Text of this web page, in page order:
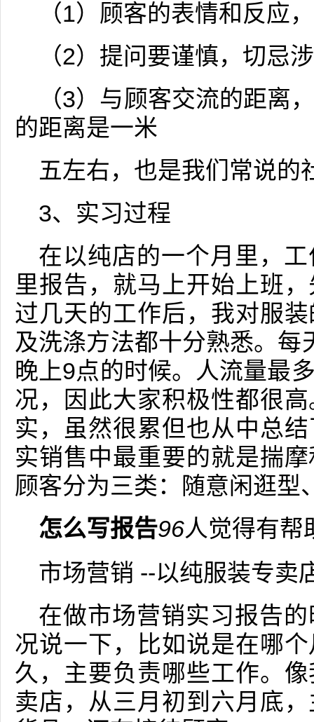
（1）顾客的表情和反应
（2）提问要谨慎，切忌
（3）与顾客交流的距离
的距离是一米
五左右，也是我们常说的
3、实习过程
在以纯店的一个月里，
里报告，就马上开始上班
过几天的工作后，我对服
及洗涤方法都十分熟悉。
晚上9点的时候。人流量最
况，因此大家积极性都很
实，虽然很累但也从中总
实销售中最重要的就是揣
顾客分为三类：随意闲逛型
怎么写报告96人觉得有帮
市场营销 --以纯服装专卖
在做市场营销实习报告
况说一下，比如说是在哪
久，主要负责哪些工作。
卖店，从三月初到六月底